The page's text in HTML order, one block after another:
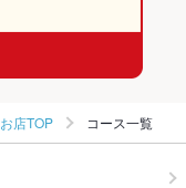
お店TOP コース一覧